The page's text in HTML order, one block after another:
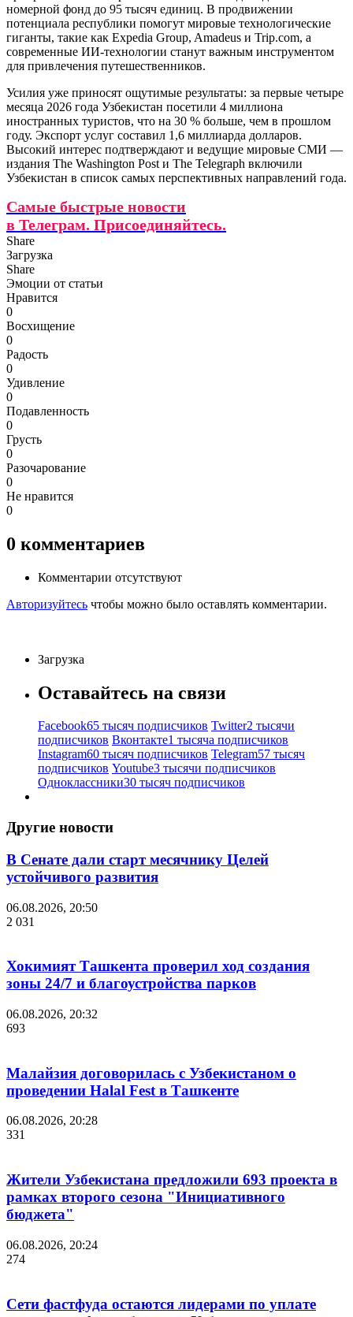
номерной фонд до 95 тысяч единиц. В продвижении
потенциала республики помогут мировые технологические
гиганты, такие как Expedia Group, Amadeus и Trip.com, а
современные ИИ-технологии станут важным инструментом
для привлечения путешественников.
Усилия уже приносят ощутимые результаты: за первые четыре
месяца 2026 года Узбекистан посетили 4 миллиона
иностранных туристов, что на 30 % больше, чем в прошлом
году. Экспорт услуг составил 1,6 миллиарда долларов.
Высокий интерес подтверждают и ведущие мировые СМИ —
издания The Washington Post и The Telegraph включили
Узбекистан в список самых перспективных направлений года.
Самые быстрые новости
в Телеграм. Присоединяйтесь.
Share
Загрузка
Share
Эмоции от статьи
Нравится
0
Восхищение
0
Радость
0
Удивление
0
Подавленность
0
Грусть
0
Разочарование
0
Не нравится
0
0 комментариев
Комментарии отсутствуют
Авторизуйтесь чтобы можно было оставлять комментарии.
Загрузка
Оставайтесь на связи
Facebook65 тысяч подписчиков Twitter2 тысячи
подписчиков Вконтакте1 тысяча подписчиков
Instagram60 тысяч подписчиков Telegram57 тысяч
подписчиков Youtube3 тысячи подписчиков
Одноклассники30 тысяч подписчиков
Другие новости
В Сенате дали старт месячнику Целей
устойчивого развития
06.08.2026, 20:50
2 031
Хокимият Ташкента проверил ход создания
зоны 24/7 и благоустройства парков
06.08.2026, 20:32
693
Малайзия договорилась с Узбекистаном о
проведении Halal Fest в Ташкенте
06.08.2026, 20:28
331
Жители Узбекистана предложили 693 проекта в
рамках второго сезона "Инициативного
бюджета"
06.08.2026, 20:24
274
Сети фастфуда остаются лидерами по уплате